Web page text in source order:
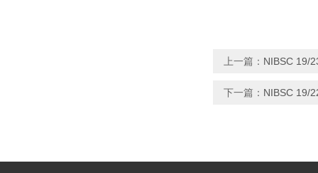
上一篇： NIBSC 19/
下一篇： NIBSC 19/